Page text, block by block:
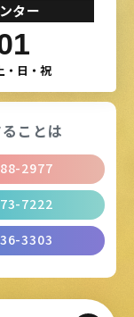
ター
・日・祝
ことは
2977
7222
3303